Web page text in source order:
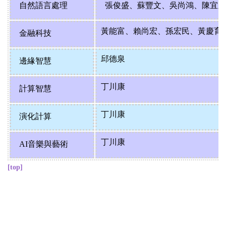
自然語言處理 張俊盛 、蘇豐文 、吳尚鴻 陳宜欣
金融科技 黃能富 賴尚宏 、孫宏民 、黃慶育
邊緣智慧 邱德泉
計算智慧 丁川康
演化計算 丁川康
AI音樂與藝術 丁川康
[top]